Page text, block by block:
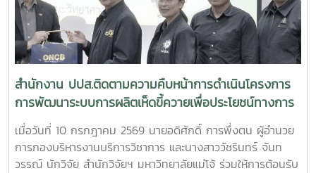
สำนักงาน ปปส.ติดตามความคืบหน้าการดำเนินโครงการ
การพัฒนาระบบการผลิตเห็ดขี้ควายเพื่อประโยชน์ทางการ
แพทย์
เมื่อวันที่ 10 กรกฎาคม 2569 นายอดิศักดิ์ การพึ่งตน ผู้อำนวย
การกองบริหารงานบริการวิชาการ และนางสาววัชรินทร์ จันท
วรรณ์ นักวิจัย สำนักวิจัยฯ มหาวิทยาลัยแม่โจ้ ร่วมให้การต้อนรับ